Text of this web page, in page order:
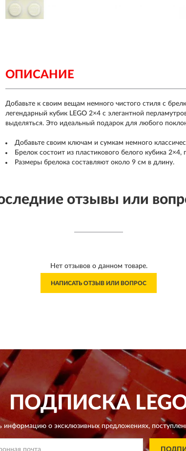
ОПИСАНИЕ
Добавьте к своим вещам немного чистого стиля с
легендарный кубик LEGO 2×4 с элегантной
выделяться. Это идеальный подарок для любого
Добавьте своим ключам и сумкам немного
Брелок состоит из пластикового белого кубика
Размеры брелока составляют около 9 см в длину.
отзывы или
Нет отзывов о данном товаре.
НАПИСАТЬ ОТЗЫВ ИЛИ ВОПРОС
ПОДПИСКА
информацию о эксклюзивных предложениях,